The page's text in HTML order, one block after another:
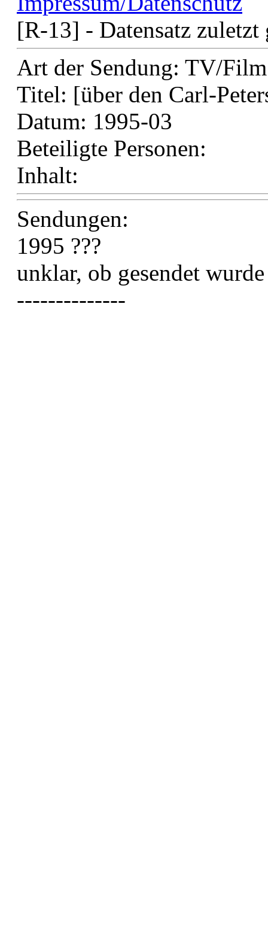
[R-13] - Datensatz
Art der Sendung: TV/Film
Titel: [über den Carl-
Datum: 1995-03
Beteiligte Personen:
Inhalt:
Sendungen:
1995 ???
unklar, ob gesendet wurde
--------------